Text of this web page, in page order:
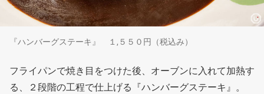
『ハンバーグステーキ』 １,５５０円（税込み）
フライパンで焼き目をつけた後、オーブンに入れて加熱す
る、２段階の工程で仕上げる『ハンバーグステーキ』。